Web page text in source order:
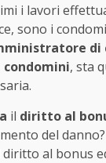
i lavori
sono i
di
, sta
il diritto al
del
al bonus